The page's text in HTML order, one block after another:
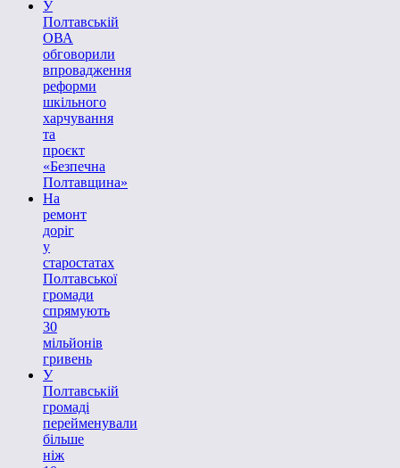
У
Полтавській
ОВА
обговорили
впровадження
реформи
шкільного
харчування
та
проєкт
«Безпечна
Полтавщина»
На
ремонт
доріг
у
старостатах
Полтавської
громади
спрямують
30
мільйонів
гривень
У
Полтавській
громаді
перейменували
більше
ніж